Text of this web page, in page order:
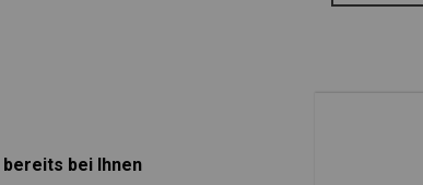
bereits bei Ihnen